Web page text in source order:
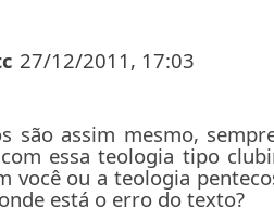
27/12/2011, 17:03
são assim mesmo,
essa teologia tipo
você ou a teologia
está o erro do texto?